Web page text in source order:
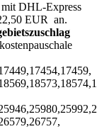
mit DHL-Express
EUR an.